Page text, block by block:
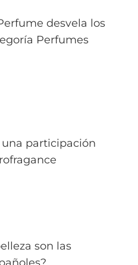
desvela los
Perfumes
participación
son las